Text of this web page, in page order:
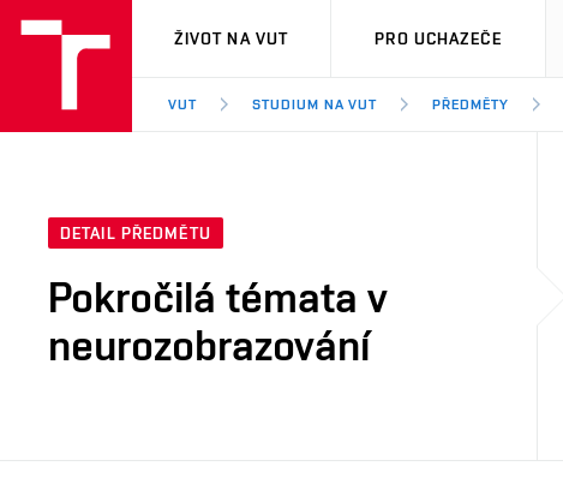
VUT
ŽIVOT NA VUT PRO UCHAZEČE
VUT STUDIUM NA VUT PŘEDMĚTY
DETAIL PŘEDMĚTU
Pokročilá témata v
neurozobrazování